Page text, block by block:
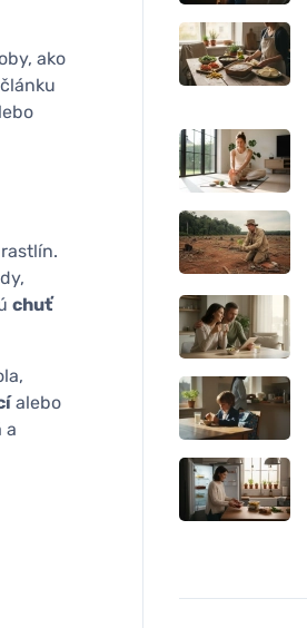
ako
chuť
alebo
a